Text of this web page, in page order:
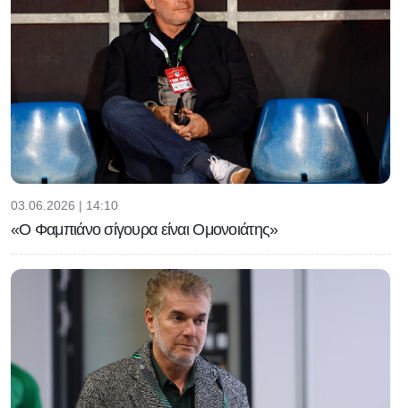
03.06.2026 | 14:10
«Ο Φαμπιάνο σίγουρα είναι Ομονοιάτης»